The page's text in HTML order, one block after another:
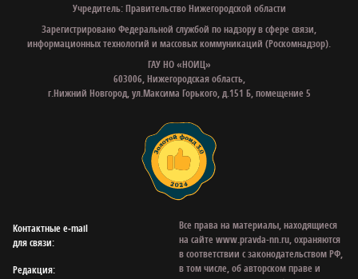
Учредитель: Правительство Нижегородской области
Зарегистрировано Федеральной службой по надзору в сфере связи,
информационных технологий и массовых коммуникаций (Роскомнадзор).
ГАУ НО «НОИЦ»
603006, Нижегородская область,
г.Нижний Новгород, ул.Максима Горького, д.151 Б, помещение 5
Контактные e‑mail
для связи:
Редакция:
Все права на материалы, находящиеся
на сайте www.pravda-nn.ru, охраняются
в соответствии с законодательством РФ,
в том числе, об авторском праве и